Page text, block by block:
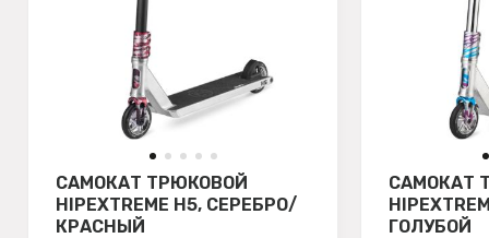
САМОКАТ ТРЮКОВОЙ
HIPEXTREME H5, СЕРЕБРО/
КРАСНЫЙ
САМОКАТ
ГОЛУБОЙ